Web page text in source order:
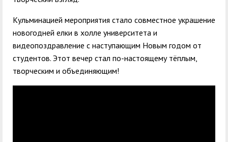
Кульминацией мероприятия стало совместное украшение
новогодней елки в холле университета и
видеопоздравление с наступающим Новым годом от
студентов. Этот вечер стал по-настоящему тёплым,
творческим и объединяющим!